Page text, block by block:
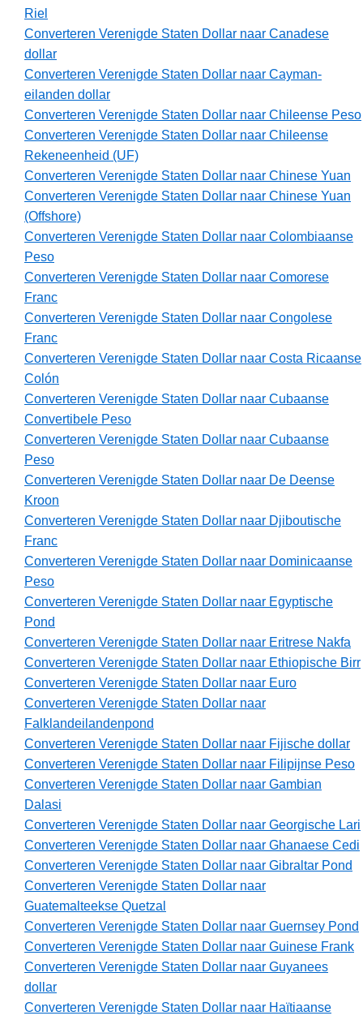
Riel
Converteren Verenigde Staten Dollar naar Canadese
dollar
Converteren Verenigde Staten Dollar naar Cayman-
eilanden dollar
Converteren Verenigde Staten Dollar naar Chileense Peso
Converteren Verenigde Staten Dollar naar Chileense
Rekeneenheid (UF)
Converteren Verenigde Staten Dollar naar Chinese Yuan
Converteren Verenigde Staten Dollar naar Chinese Yuan
(Offshore)
Converteren Verenigde Staten Dollar naar Colombiaanse
Peso
Converteren Verenigde Staten Dollar naar Comorese
Franc
Converteren Verenigde Staten Dollar naar Congolese
Franc
Converteren Verenigde Staten Dollar naar Costa Ricaanse
Colón
Converteren Verenigde Staten Dollar naar Cubaanse
Convertibele Peso
Converteren Verenigde Staten Dollar naar Cubaanse
Peso
Converteren Verenigde Staten Dollar naar De Deense
Kroon
Converteren Verenigde Staten Dollar naar Djiboutische
Franc
Converteren Verenigde Staten Dollar naar Dominicaanse
Peso
Converteren Verenigde Staten Dollar naar Egyptische
Pond
Converteren Verenigde Staten Dollar naar Eritrese Nakfa
Converteren Verenigde Staten Dollar naar Ethiopische Birr
Converteren Verenigde Staten Dollar naar Euro
Converteren Verenigde Staten Dollar naar
Falklandeilandenpond
Converteren Verenigde Staten Dollar naar Fijische dollar
Converteren Verenigde Staten Dollar naar Filipijnse Peso
Converteren Verenigde Staten Dollar naar Gambian
Dalasi
Converteren Verenigde Staten Dollar naar Georgische Lari
Converteren Verenigde Staten Dollar naar Ghanaese Cedi
Converteren Verenigde Staten Dollar naar Gibraltar Pond
Converteren Verenigde Staten Dollar naar
Guatemalteekse Quetzal
Converteren Verenigde Staten Dollar naar Guernsey Pond
Converteren Verenigde Staten Dollar naar Guinese Frank
Converteren Verenigde Staten Dollar naar Guyanees
dollar
Converteren Verenigde Staten Dollar naar Haïtiaanse